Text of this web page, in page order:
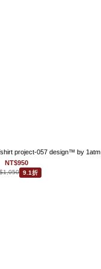
project-057 design™ by 1atm
NT$950
9.1折